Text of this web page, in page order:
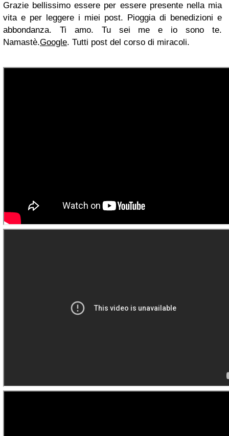
Grazie bellissimo essere per essere presente nella mia
vita e per leggere i miei post. Pioggia di benedizioni e
abbondanza. Ti amo. Tu sei me e io sono te.
Namastè.Google. Tutti post del corso di miracoli.